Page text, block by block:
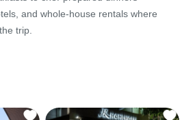
and whole-house rentals where
trip.